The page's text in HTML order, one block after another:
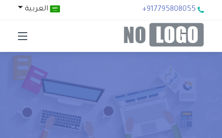
+917795808055